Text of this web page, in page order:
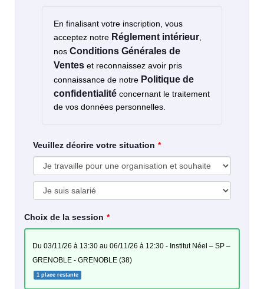
En finalisant votre inscription, vous
acceptez notre Réglement intérieur,
nos Conditions Générales de
Ventes et reconnaissez avoir pris
connaissance de notre Politique de
confidentialité concernant le traitement
de vos données personnelles.
Veuillez décrire votre situation
Choix de la session
du 03/11/26 à 13:30 au 06/11/26 à 12:30 - Institut Néel – SP –
GRENOBLE - GRENOBLE (38)
1 place restante